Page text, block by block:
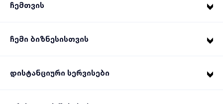
ჩემთვის
ჩემი ბიზნესისთვის
დისტანციური სერვისები